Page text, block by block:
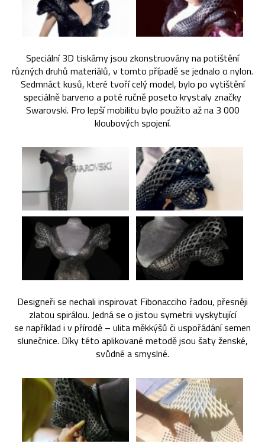
Speciální 3D tiskárny jsou zkonstruovány na potištění
různých druhů materiálů, v tomto případě se jednalo o nylon.
Sedmnáct kusů, které tvoří celý model, bylo po vytištění
speciálně barveno a poté ručně poseto krystaly značky
Swarovski. Pro lepší mobilitu bylo použito až na 3 000
kloubových spojení.
Designeři se nechali inspirovat Fibonacciho řadou, přesněji
zlatou spirálou. Jedná se o jistou symetrii vyskytující
se například i v přírodě – ulita měkkýšů či uspořádání semen
slunečnice. Díky této aplikované metodě jsou šaty ženské,
svůdné a smyslné.